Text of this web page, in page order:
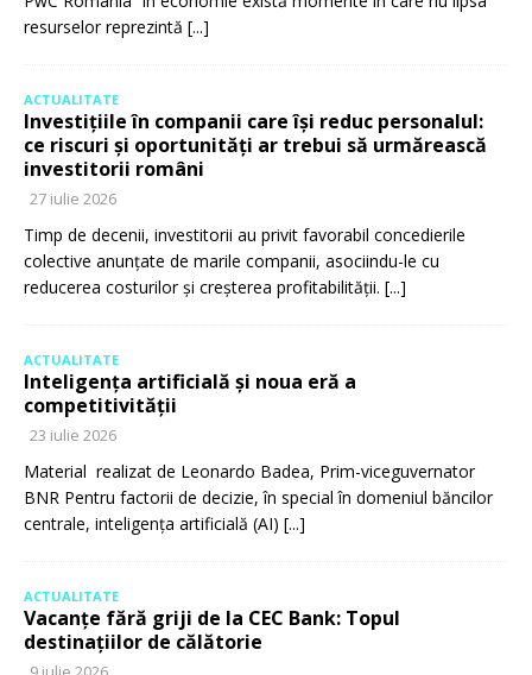
resurselor reprezintă [...]
ACTUALITATE
Investițiile în companii care își reduc personalul:
ce riscuri și oportunități ar trebui să urmărească
investitorii români
27 iulie 2026
Timp de decenii, investitorii au privit favorabil concedierile
colective anunțate de marile companii, asociindu-le cu
reducerea costurilor și creșterea profitabilității. [...]
ACTUALITATE
Inteligența artificială și noua eră a
competitivității
23 iulie 2026
Material realizat de Leonardo Badea, Prim-viceguvernator
BNR Pentru factorii de decizie, în special în domeniul băncilor
centrale, inteligența artificială (AI) [...]
ACTUALITATE
Vacanțe fără griji de la CEC Bank: Topul
destinațiilor de călătorie